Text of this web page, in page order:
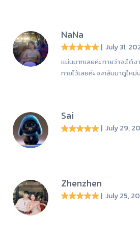
NaNa
| July 31,
เเม่นมากเลยค่ะ ทายว่าจะไ
ทายไว้เลยค่ะ จะกลับมาดูใหม่
Sai
| July 29,
Zhenzhen
| July 25,